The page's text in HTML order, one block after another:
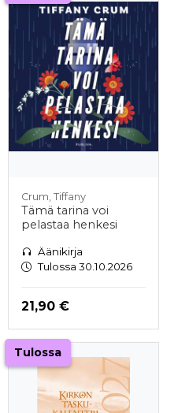
Crum, Tiffany
Tämä tarina voi
pelastaa henkesi
Äänikirja
Tulossa 30.10.2026
Hinta nyt
21,90 €
Tulossa